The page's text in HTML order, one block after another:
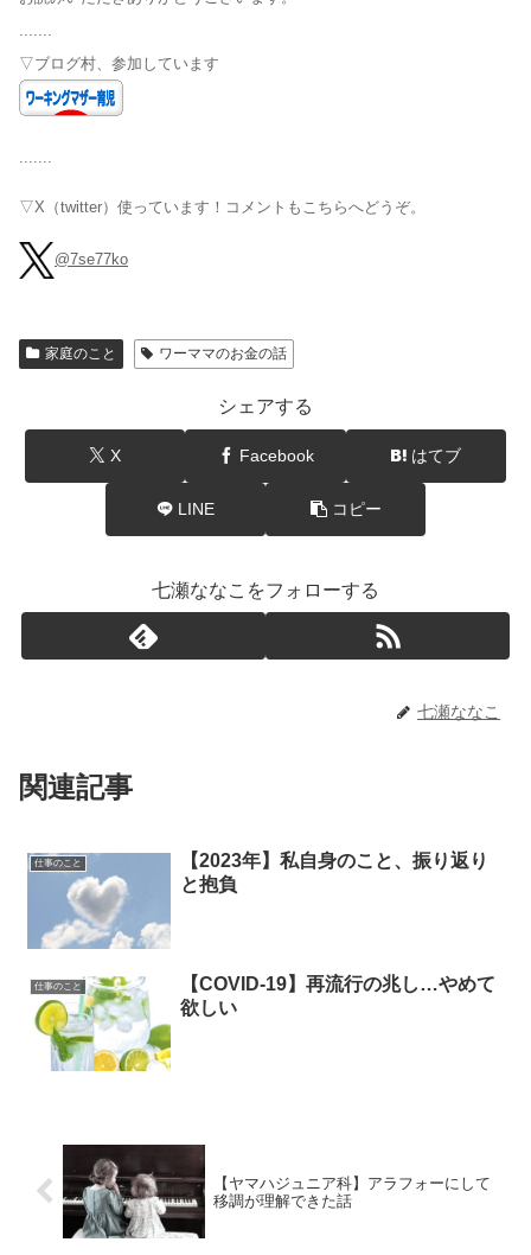
.......
▽ブログ村、参加しています
.......
▽X（twitter）使っています！コメントもこちらへどうぞ。
@7se77ko
家庭のこと ワーママのお金の話
シェアする
X Facebook はてブ
LINE コピー
七瀬ななこをフォローする
七瀬ななこ
関連記事
仕事のこと
【2023年】私自身のこと、振り返り
と抱負
仕事のこと
【COVID-19】再流行の兆し…やめて
欲しい
【ヤマハジュニア科】アラフォーにして
移調が理解できた話